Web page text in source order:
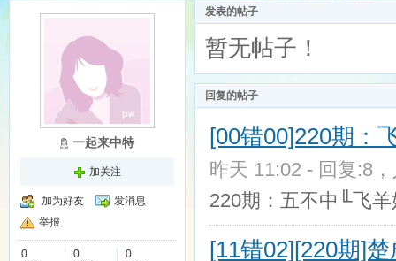
一起来中特
加关注
加为好友
发消息
举报
0
0
0
发表的帖子
暂无帖子！
回复的帖子
[00错00]220期：
昨天 11:02 - 回复:8
220期：五不中╙飞
[11错02][220期]